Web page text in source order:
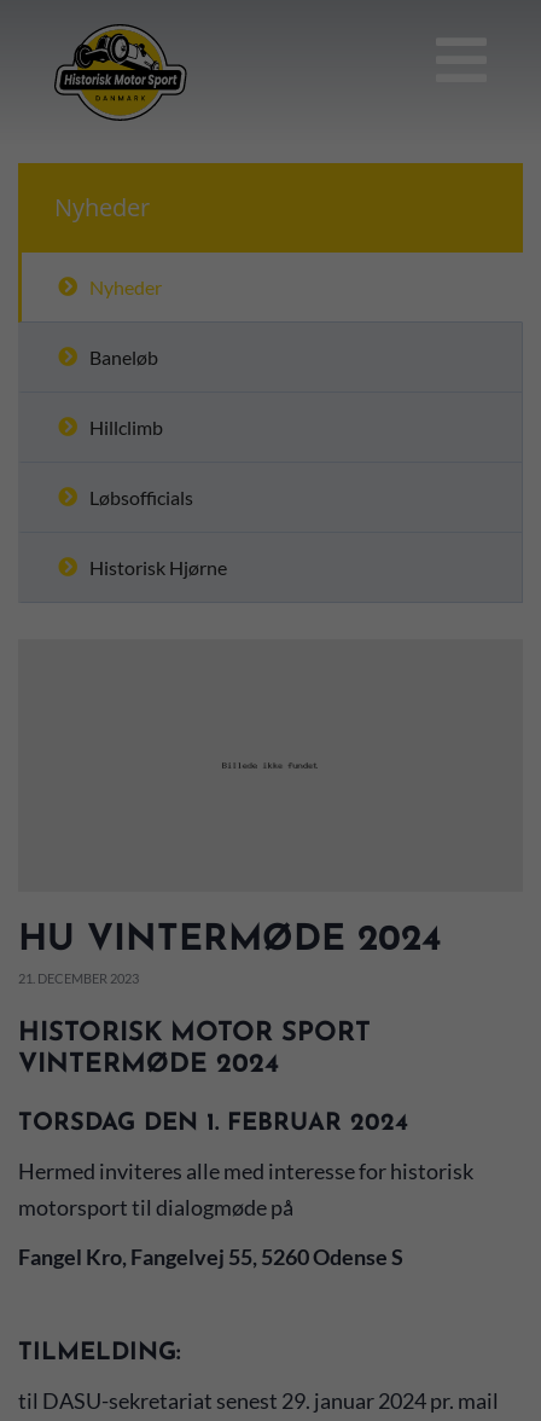
Nyheder
Nyheder
Baneløb
Hillclimb
Løbsofficials
Historisk Hjørne
HU VINTERMØDE 2024
21. DECEMBER 2023
HISTORISK MOTOR SPORT
VINTERMØDE 2024
TORSDAG DEN 1. FEBRUAR 2024
Hermed inviteres alle med interesse for historisk
motorsport til dialogmøde på
Fangel Kro, Fangelvej 55, 5260 Odense S
TILMELDING:
til DASU-sekretariat senest 29. januar 2024 pr. mail